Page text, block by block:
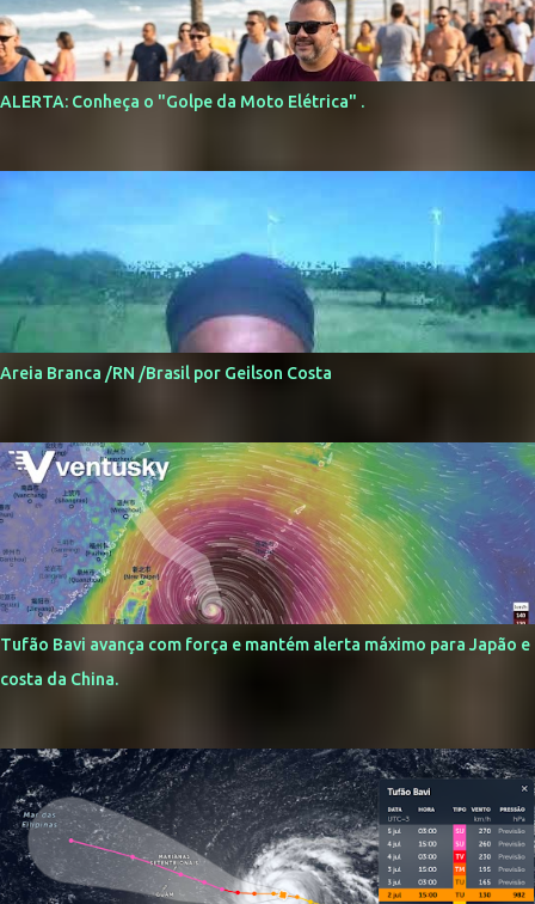
ALERTA: Conheça o "Golpe da Moto Elétrica" .
Areia Branca /RN /Brasil por Geilson Costa
Tufão Bavi avança com força e mantém alerta máximo para Japão e
costa da China.